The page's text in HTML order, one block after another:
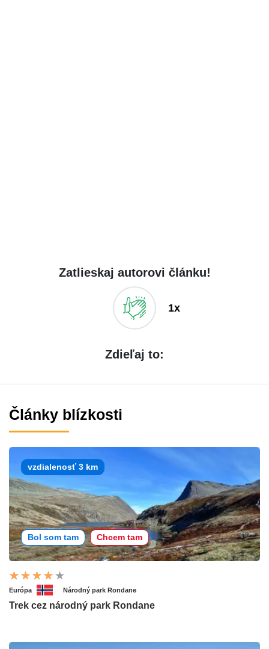
Zatlieskaj autorovi článku!
1x
Zdieľaj to:
Články blízkosti
vzdialenosť 3 km
Bol som tam Chcem tam
Európa Národný park Rondane
Trek cez národný park Rondane